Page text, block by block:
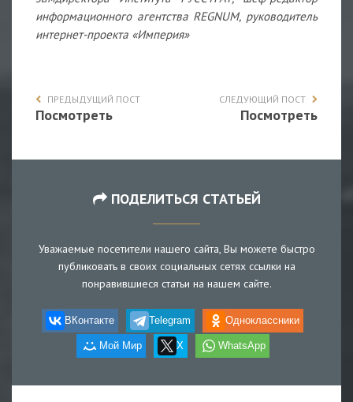
информационного агентства REGNUM, руководитель
интернет-проекта «Империя»
ПРЕДЫДУЩИЙ ПОСТ
Посмотреть
СЛЕДУЮЩИЙ ПОСТ
Посмотреть
ПОДЕЛИТЬСЯ СТАТЬЕЙ
Уважаемые посетители нашего сайта, Вы можете быстро
публиковать в своих социальных сетях ссылки на
понравившиеся статьи на нашем сайте.
ВКонтакте Telegram Одноклассники
Мой Мир X WhatsApp